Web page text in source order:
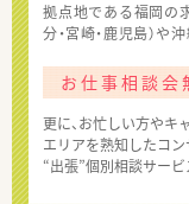
拠点地である福岡の
分・宮崎・鹿児島）や
お仕事相談会
更に、お忙しい方やキ
エリアを熟知したコン
“出張”個別相談サービ